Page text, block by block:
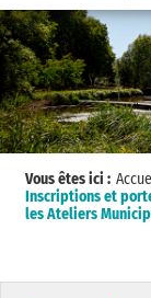
Vous êtes ici :
Inscriptions et
les Ateliers